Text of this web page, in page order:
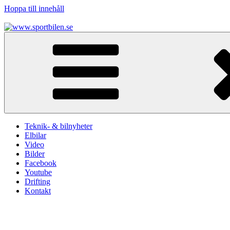
Hoppa till innehåll
www.sportbilen.se
Teknik- & bilnyheter
Elbilar
Video
Bilder
Facebook
Youtube
Drifting
Kontakt